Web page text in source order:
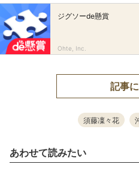
ジグソーde懸賞
Ohte, Inc.
記事
須藤凜々花
あわせて読みたい